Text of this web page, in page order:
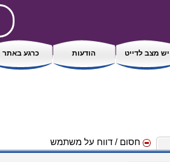
יש מצב לדייט הודעות כרגע באתר
חסום / דווח על משתמש